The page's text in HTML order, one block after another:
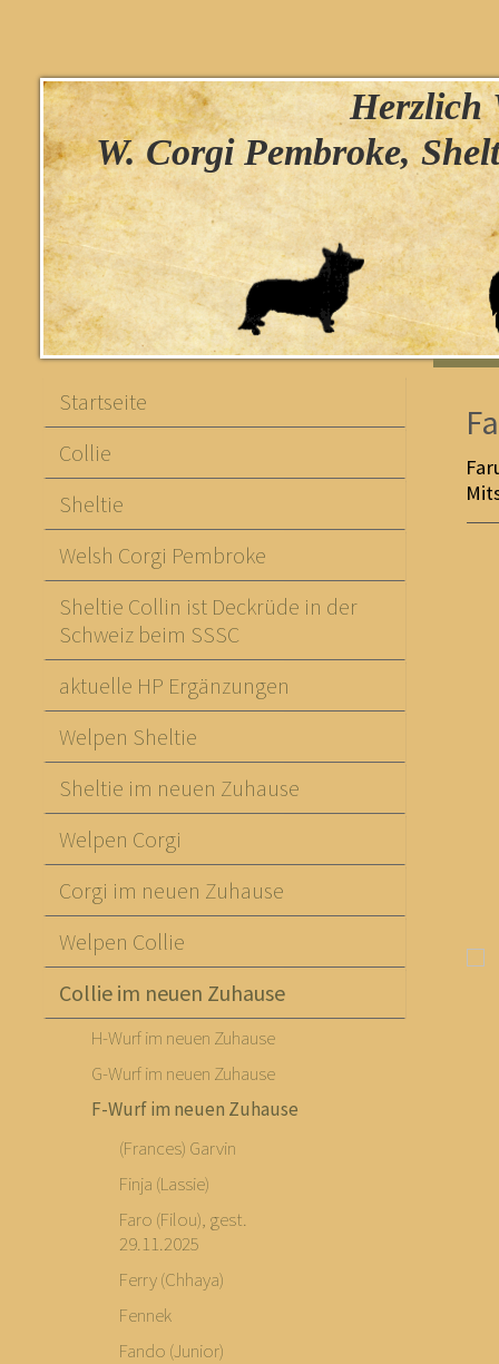
Herzlich
W. Corgi Pembroke,
Startseite
Collie
Sheltie
Welsh Corgi Pembroke
Sheltie Collin ist Deckrüde in der
Schweiz beim SSSC
aktuelle HP Ergänzungen
Welpen Sheltie
Sheltie im neuen Zuhause
Welpen Corgi
Corgi im neuen Zuhause
Welpen Collie
Collie im neuen Zuhause
H-Wurf im neuen Zuhause
G-Wurf im neuen Zuhause
F-Wurf im neuen Zuhause
(Frances) Garvin
Finja (Lassie)
Faro (Filou), gest.
29.11.2025
Ferry (Chhaya)
Fennek
Fando (Junior)